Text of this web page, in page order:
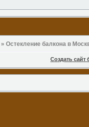
»Остекление балкона в
Создать сайт